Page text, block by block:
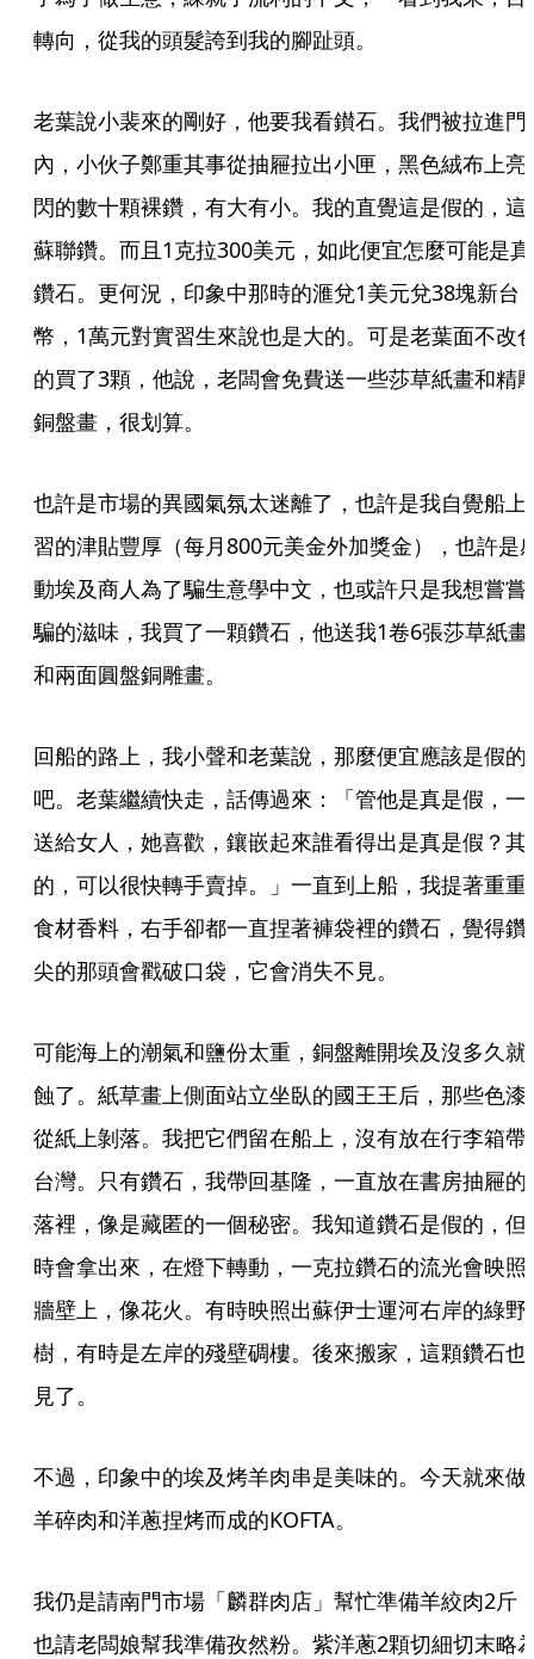
轉向，從我的頭髮誇到我的腳趾頭。
老葉說小裴來的剛好，他要我看鑚石。我們被拉進門
內，小伙子鄭重其事從抽屜拉出小匣，黑色絨布上亮
閃的數十顆裸鑽，有大有小。我的直覺這是假的，這
蘇聯鑽。而且1克拉300美元，如此便宜怎麼可能是真
鑽石。更何況，印象中那時的滙兌1美元兌38塊新台
幣，1萬元對實習生來說也是大的。可是老葉面不改
的買了3顆，他說，老闆會免費送一些莎草紙畫和精
銅盤畫，很划算。
也許是市場的異國氣氛太迷離了，也許是我自覺船上
習的津貼豐厚（每月800元美金外加獎金），也許是
動埃及商人為了騙生意學中文，也或許只是我想嘗嘗
騙的滋味，我買了一顆鑽石，他送我1卷6張莎草紙畫
和兩面圓盤銅雕畫。
回船的路上，我小聲和老葉說，那麼便宜應該是假的
吧。老葉繼續快走，話傳過來：「管他是真是假，一
送給女人，她喜歡，鑲嵌起來誰看得出是真是假？其
的，可以很快轉手賣掉。」一直到上船，我提著重重
食材香料，右手卻都一直捏著褲袋裡的鑽石，覺得鑽
尖的那頭會戳破口袋，它會消失不見。
可能海上的潮氣和鹽份太重，銅盤離開埃及沒多久就
蝕了。紙草畫上側面站立坐臥的國王王后，那些色漆
從紙上剝落。我把它們留在船上，沒有放在行李箱帶
台灣。只有鑽石，我帶回基隆，一直放在書房抽屜的
落裡，像是藏匿的一個秘密。我知道鑽石是假的，但
時會拿出來，在燈下轉動，一克拉鑽石的流光會映照
牆壁上，像花火。有時映照出蘇伊士運河右岸的綠野
樹，有時是左岸的殘壁碉樓。後來搬家，這顆鑽石也
見了。
不過，印象中的埃及烤羊肉串是美味的。今天就來做
羊碎肉和洋蔥捏烤而成的KOFTA。
我仍是請南門市場「麟群肉店」幫忙準備羊絞肉2斤
也請老闆娘幫我準備孜然粉。紫洋蔥2顆切細切末略